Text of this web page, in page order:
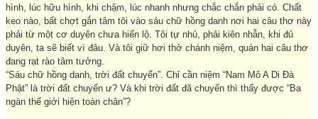
hình, lúc hữu hình, khi chậm, lúc nhanh nhưng chắc chắn phải có. Chất
keo nào, bất chợt gắn tâm tôi vào sáu chữ hồng danh nơi hai câu thơ này
phải từ một cơ duyên chưa hiển lộ. Tôi tự nhủ, phải kiên nhẫn, khi đủ
duyên, ta sẽ biết vì đâu. Và tôi giữ hơi thở chánh niệm, quán hai câu thơ
đang rạt rào tâm tưởng.
“Sáu chữ hồng danh, trời đất chuyển”. Chỉ cần niệm “Nam Mô A Di Đà
Phật” là trời đất chuyển ư? Và khi trời đất đã chuyển thì thấy được “Ba
ngàn thế giới hiện toàn chân”?